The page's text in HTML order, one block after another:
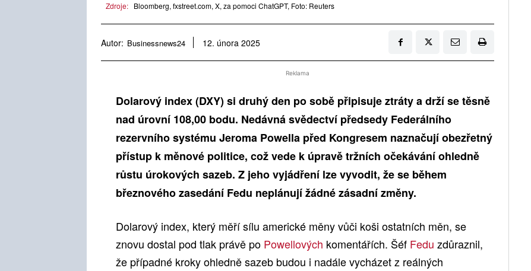
Zdroje: Bloomberg, fxstreet.com, X, za pomoci ChatGPT, Foto: Reuters
Autor: Businessnews24 12. února 2025
Reklama
Dolarový index (DXY) si druhý den po sobě připisuje ztráty a drží se těsně
nad úrovní 108,00 bodu. Nedávná svědectví předsedy Federálního
rezervního systému Jeroma Powella před Kongresem naznačují obezřetný
přístup k měnové politice, což vede k úpravě tržních očekávání ohledně
růstu úrokových sazeb. Z jeho vyjádření lze vyvodit, že se během
březnového zasedání Fedu neplánují žádné zásadní změny.
Dolarový index, který měří sílu americké měny vůči koši ostatních měn, se
znovu dostal pod tlak právě po Powellových komentářích. Šéf Fedu zdůraznil,
že případné kroky ohledně sazeb budou i nadále vycházet z reálných